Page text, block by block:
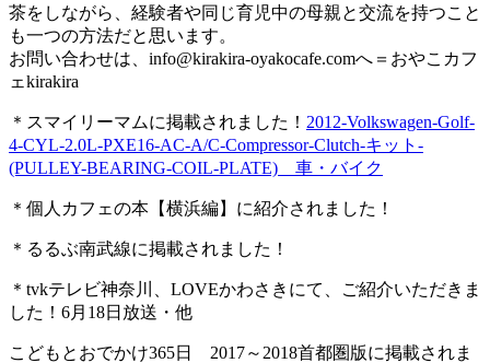
茶をしながら、経験者や同じ育児中の母親と交流を持つこと
も一つの方法だと思います。
お問い合わせは、 info@kirakira-oyakocafe.comへ＝おやこカフ
ェkirakira
＊スマイリーマムに掲載されました！ 2012-Volkswagen-Golf-
4-CYL-2.0L-PXE16-AC-A/C-Compressor-Clutch-キット-
(PULLEY-BEARING-COIL-PLATE) 車・バイク
＊個人カフェの本【横浜編】に紹介されました！
＊るるぶ南武線に掲載されました！
＊tvkテレビ神奈川、LOVEかわさきにて、ご紹介いただきま
した！6月18日放送・他
こどもとおでかけ365日 2017～2018首都圏版に掲載されま